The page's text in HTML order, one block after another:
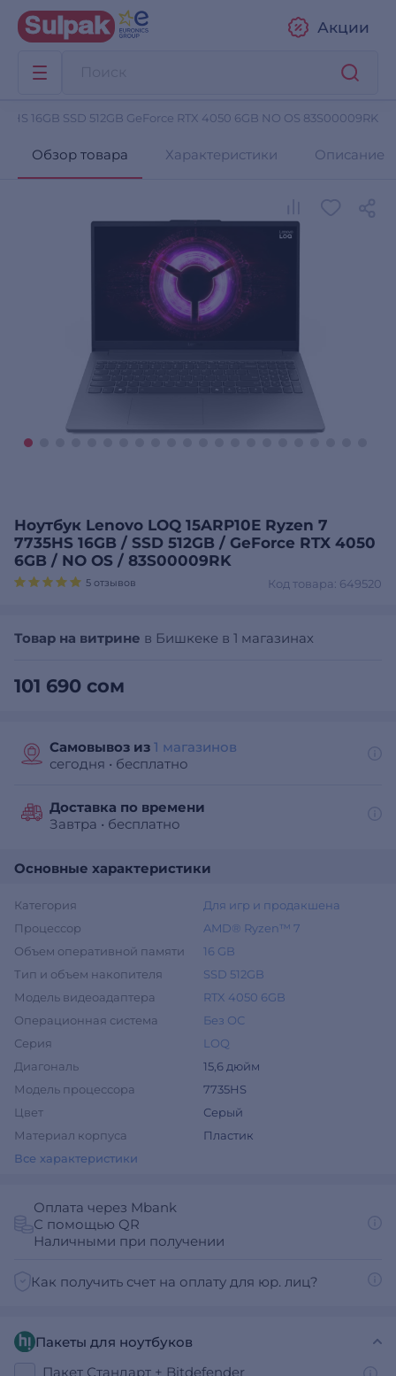
Акции
16GB SSD 512GB GeForce RTX 4050 6GB NO OS 83S00009RK
Обзор товара Характеристики Описание
Ноутбук Lenovo LOQ 15ARP10E Ryzen 7
7735HS 16GB / SSD 512GB / GeForce RTX 4050
6GB / NO OS / 83S00009RK
Код товара: 649520
5 отзывов
Товар на витрине в Бишкеке в 1 магазинах
101 690 сом
Самовывоз из 1 магазинов
сегодня • бесплатно
Доставка по времени
Завтра • бесплатно
Основные характеристики
Категория
Для игр и продакшена
Процессор
AMD® Ryzen™ 7
Объем оперативной памяти
16 GB
Тип и объем накопителя
SSD 512GB
Модель видеоадаптера
RTX 4050 6GB
Операционная система
Без ОС
Серия
LOQ
Диагональ
15,6 дюйм
Модель процессора
7735HS
Цвет
Серый
Материал корпуса
Пластик
Все характеристики
Оплата через Mbank
С помощью QR
Наличными при получении
Как получить счет на оплату для юр. лиц?
Пакеты для ноутбуков
Пакет Стандарт + Bitdefender